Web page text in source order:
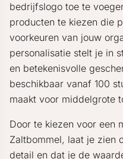
bedrijfslogo toe te
producten te kiezen die
voorkeuren van jouw
personalisatie stelt je in
en betekenisvolle
beschikbaar vanaf 100
maakt voor middelgrote
Door te kiezen voor een
Zaltbommel, laat je zien
detail en dat je de